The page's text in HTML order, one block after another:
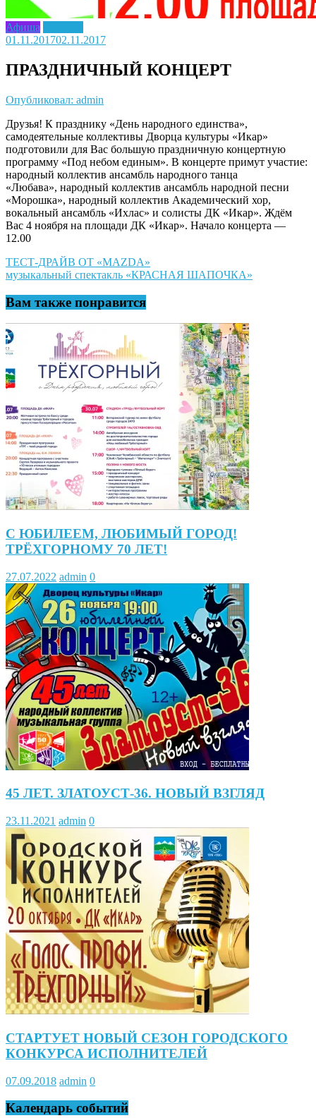
Афиша
01.11.201702.11.2017
ПРАЗДНИЧНЫЙ КОНЦЕРТ
Опубликовал: admin
Друзья! К празднику «День народного единства»,
самодеятельные коллективы Дворца культуры «Икар»
подготовили для Вас большую праздничную концертную
программу «Под небом единым». В концерте примут участие:
народный коллектив ансамбль народного танца
«Любава», народный коллектив ансамбль народной песни
«Морошка», народный коллектив Академический хор,
вокальный ансамбль «Ихлас» и солисты ДК «Икар». Ждём
Вас 4 ноября на площади ДК «Икар». Начало концерта —
12.00
Навигация
по
записям
ТЕСТ-ДРАЙВ ОТ «MAZDA»
музыкальный спектакль «КРАСНАЯ ШАПОЧКА»
Вам также понравится
С ЮБИЛЕЕМ, ЛЮБИМЫЙ ГОРОД!
ТРЁХГОРНОМУ 70 ЛЕТ!
27.07.2022 admin 0
45 ЛЕТ. ЗЛАТОУСТ-36. НОВЫЙ ВЗГЛЯД
23.11.2021 admin 0
СТАРТУЕТ НОВЫЙ СЕЗОН ГОРОДСКОГО
КОНКУРСА ИСПОЛНИТЕЛЕЙ
07.09.2018 admin 0
Календарь событий